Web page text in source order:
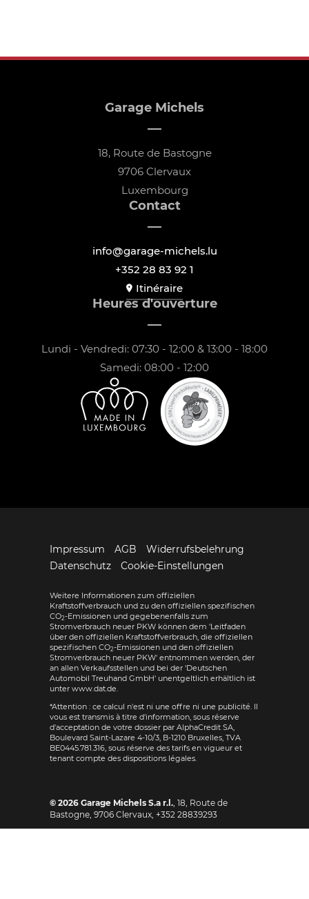
Garage Michels
18, Route de Bastogne
9706 Clervaux
Luxembourg
Contact
info@garage-michels.lu
+352 28 83 92 1
Itinéraire
Heures d'ouverture
Lundi - Vendredi: 07:30 - 12:00 & 13:00 - 18:00
Samedi: 08:00 - 12:00
Impressum AGB
Widerrufsbelehrung
Datenschutz
Cookie-Einstellungen
Weitere Informationen zum offiziellen
Kraftstoffverbrauch und zu den offiziellen spezifischen
CO2-Emissionen und gegebenenfalls zum
Stromverbrauch neuer PKW können dem 'Leitfaden
über den offiziellen Kraftstoffverbrauch, die offiziellen
spezifischen CO2-Emissionen und den offiziellen
Stromverbrauch neuer PKW' entnommen werden, der
an allen Verkaufsstellen und bei der 'Deutschen
Automobil Treuhand GmbH' unentgeltlich erhältlich ist
unter www.dat.de.
*Attention : ce calcul n'est ni une offre ni une publicité. Il
vous est transmis à titre d'information, sous réserve
d'acceptation de votre dossier par AlphaCredit SA,
Boulevard Saint-Lazare 4-10/3, B-1210 Bruxelles, TVA
BE0445.781.316, sous réserve des tarifs en vigueur et
tenant compte des dispositions légales.
© 2026 Garage Michels S.a r.l., 18, Route de
Bastogne, 9706 Clervaux, +352 28839293